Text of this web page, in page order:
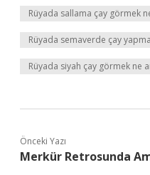
Rüyada sallama çay görmek
Rüyada semaverde çay
Rüyada siyah çay görmek ne
Önceki Yazı
Merkür Retrosunda